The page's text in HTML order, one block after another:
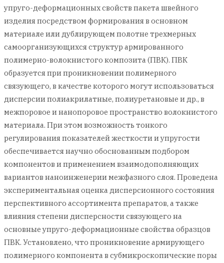
упруго-деформационных свойств пакета швейного
изделия посредством формирования в основном
материале или дублирующем полотне трехмерных
самоорганизующихся структур армированного
полимерно-волокнистого композита (ПВК). ПВК
образуется при проникновении полимерного
связующего, в качестве которого могут использоваться
дисперсии полиакрилатные, полиуретановые и др., в
межпоровое и нанопоровое пространство волокнистого
материала. При этом возможность тонкого
регулирования показателей жесткости и упругости
обеспечивается научно обоснованным подбором
компонентов и применением взаимодополняющих
вариантов наноинженерии межфазного слоя. Проведена
экспериментальная оценка дисперсионного состояния
перспективного ассортимента препаратов, а также
влияния степени дисперсности связующего на
основные упруго-деформационные свойства образцов
ПВК. Установлено, что проникновение армирующего
полимерного компонента в субмикроскопические поры